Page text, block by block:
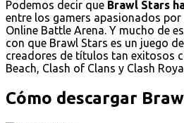
Podemos decir que Brawl Stars
entre los gamers apasionados
Online Battle Arena. Y mucho de
con que Brawl Stars es un juego
creadores de títulos tan exitosos
Beach, Clash of Clans y Clash
Cómo descargar